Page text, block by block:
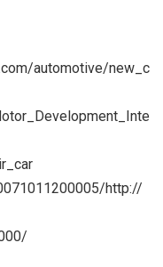
automotive/new_c
http://